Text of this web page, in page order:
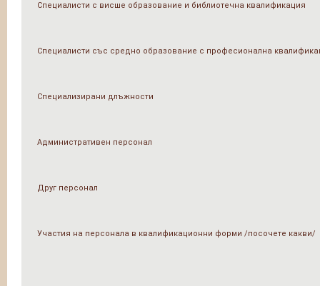
Специалисти с висше образование и библиотечна квалификация
Специалисти със средно образование с професионална
Специализирани длъжности
Административен персонал
Друг персонал
Участия на персонала в квалификационни форми /посочете какви/